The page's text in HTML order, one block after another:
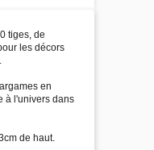
tiges, de
les décors
en
à l'univers dans
de haut.